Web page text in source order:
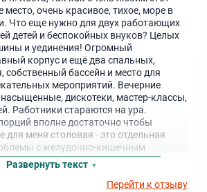
место, очень красивое, тихое, море в
Что еще нужно для двух работающих
детей и беспокойных внуков? Целых
и уединения! Огромный
корпус и ещё два спальных,
собственный бассейн и место для
мероприятий. Вечерние
дискотеки, мастер-классы,
Работники стараются на ура.
вполне достаточно чтобы
для меня столовая - это отдельная
с желудочно-кишечным
и приехал лечить, не позволяют
здесь у меня ни одной проблемы с ним
отдельное спасибо за такое
Развернуть текст
Перейти к отзыву